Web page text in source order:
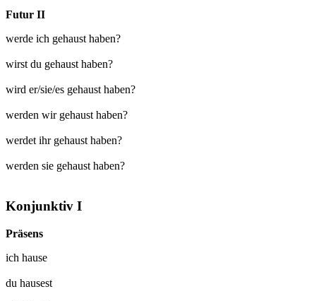
Futur II
werde ich gehaust haben?
wirst du gehaust haben?
wird er/sie/es gehaust haben?
werden wir gehaust haben?
werdet ihr gehaust haben?
werden sie gehaust haben?
Konjunktiv I
Präsens
ich hause
du hausest